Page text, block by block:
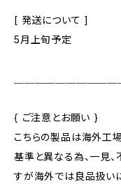
[ 発送について ]
5月上旬予定
{ ご注意とお願い }
こちらの製品は海外工
基準と異なる為、一見
すが海外では良品扱い